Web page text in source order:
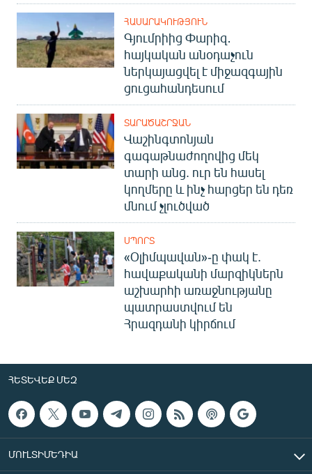
«Ազատության» բոլոր կայքերը
ՀԱՍԱՐԱԿՈՒԹՅՈՒՆ
Գյումրիից Փարիզ․
հայկական անօդաչուն
ներկայացվել է միջազգային
ցուցահանդեսում
ՏԱՐԱԾԱՇՐՋԱՆ
Վաշինգտոնյան
գագաթնաժողովից մեկ
տարի անց. ուր են հասել
կողմերը և ինչ հարցեր են դեռ
մնում չլուծված
ՍՊՈՐՏ
«Օլիմպավան»-ը փակ է.
հավաքականի մարզիկներն
աշխարհի առաջնությանը
պատրաստվում են
Հրազդանի կիրճում
ՀԵՏԵՎԵՔ ՄԵԶ
ՄՈՒԼՏԻՄԵԴԻԱ